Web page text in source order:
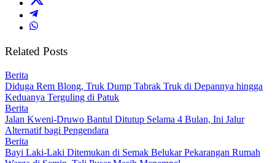
Related Posts
Berita
Diduga Rem Blong, Truk Dump Tabrak Truk di Depannya hingga
Keduanya Terguling di Patuk
Berita
Jalan Kweni-Druwo Bantul Ditutup Selama 4 Bulan, Ini Jalur
Alternatif bagi Pengendara
Berita
Bayi Laki-Laki Ditemukan di Semak Belukar Pekarangan Rumah